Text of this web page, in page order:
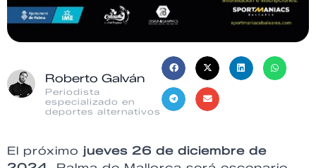
Roberto Galván
Periodista
especializado en
deportes alternativos
El próximo jueves 26 de diciembre de